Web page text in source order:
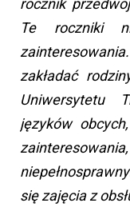
rocznik
Te roczniki
zakładać
Uniwersytetu
języków
się zajęcia z